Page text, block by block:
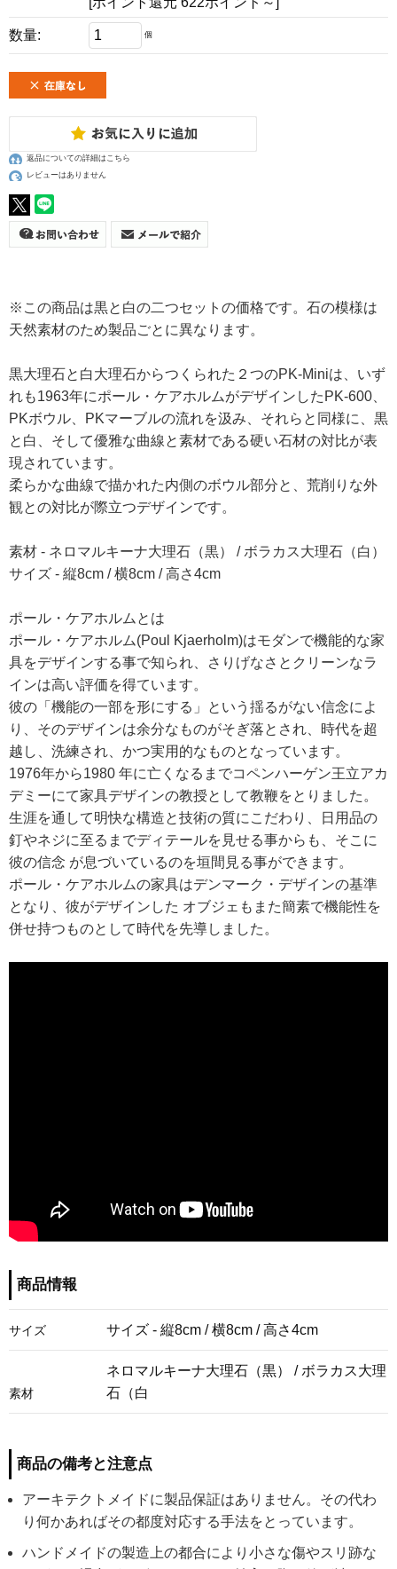
数量: 個
返品についての詳細はこちら
レビューはありません
※この商品は黒と白の二つセットの価格です。石の模様は
天然素材のため製品ごとに異なります。
黒大理石と白大理石からつくられた２つのPK-Miniは、いず
れも1963年にポール・ケアホルムがデザインしたPK-600、
PKボウル、PKマーブルの流れを汲み、それらと同様に、黒
と白、そして優雅な曲線と素材である硬い石材の対比が表
現されています。
柔らかな曲線で描かれた内側のボウル部分と、荒削りな外
観との対比が際立つデザインです。
素材 - ネロマルキーナ大理石（黒） / ボラカス大理石（白）
サイズ - 縦8cm / 横8cm / 高さ4cm
ポール・ケアホルムとは
ポール・ケアホルム(Poul Kjaerholm)はモダンで機能的な家
具をデザインする事で知られ、さりげなさとクリーンなラ
インは高い評価を得ています。
彼の「機能の一部を形にする」という揺るがない信念によ
り、そのデザインは余分なものがそぎ落とされ、時代を超
越し、洗練され、かつ実用的なものとなっています。
1976年から1980 年に亡くなるまでコペンハーゲン王立アカ
デミーにて家具デザインの教授として教鞭をとりました。
生涯を通して明快な構造と技術の質にこだわり、日用品の
釘やネジに至るまでディテールを見せる事からも、そこに
彼の信念 が息づいているのを垣間見る事ができます。
ポール・ケアホルムの家具はデンマーク・デザインの基準
となり、彼がデザインした オブジェもまた簡素で機能性を
併せ持つものとして時代を先導しました。
商品情報
サイズ サイズ - 縦8cm / 横8cm / 高さ4cm
素材
ネロマルキーナ大理石（黒） / ボラカス大理
石（白
商品の備考と注意点
アーキテクトメイドに製品保証はありません。その代わ
り何かあればその都度対応する手法をとっています。
ハンドメイドの製造上の都合により小さな傷やスリ跡な